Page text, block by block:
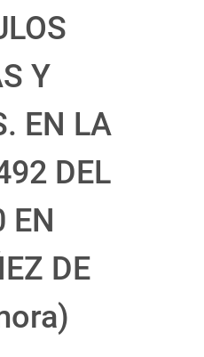
Y
EN LA
DEL
EN
DE